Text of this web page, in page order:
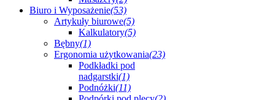
Biuro i Wyposażenie(53)
Artykuły biurowe(5)
Kalkulatory(5)
Bębny(1)
Ergonomia użytkowania(23)
Podkładki pod
nadgarstki(1)
Podnóżki(11)